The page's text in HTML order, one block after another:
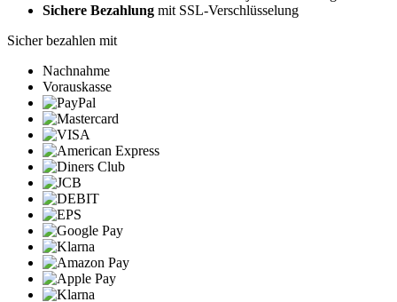
Sichere Bezahlung mit SSL-Verschlüsselung
Sicher bezahlen mit
Nachnahme
Vorauskasse